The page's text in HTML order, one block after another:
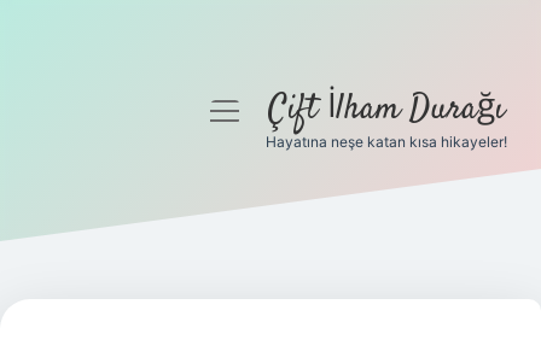
Gizlilik Politikası
Yasal Uyarı
menüyüÇift İlham Durağı
Hayatına neşe katan kısa hikayeler!